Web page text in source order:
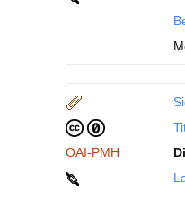
OAI-PMH